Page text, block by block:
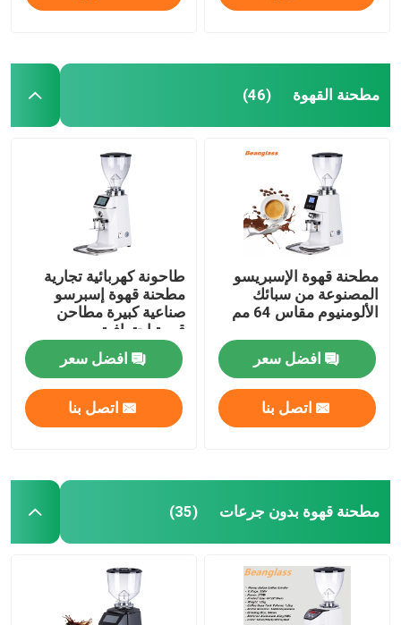
مطحنة القهوة (46)
مطحنة قهوة الإسبريسو
المصنوعة من سبائك
الألومنيوم مقاس 64 مم
افضل سعر
اتصل بنا
طاحونة كهربائية تجارية
مطحنة قهوة إسبرسو
صناعية كبيرة مطاحن
قهوة احترافية
افضل سعر
اتصل بنا
مطحنة قهوة بدون جرعات (35)